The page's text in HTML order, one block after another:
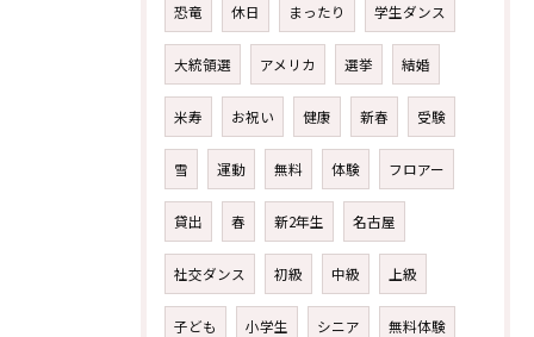
恐竜 休日 まったり 学生ダンス
大統領選 アメリカ 選挙 結婚
米寿 お祝い 健康 新春 受験
雪 運動 無料 体験 フロアー
貸出 春 新2年生 名古屋
社交ダンス 初級 中級 上級
子ども 小学生 シニア 無料体験